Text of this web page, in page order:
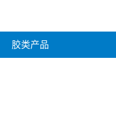
胶类产品